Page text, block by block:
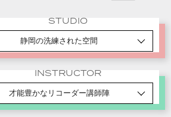
STUDIO
静岡の洗練された空間
INSTRUCTOR
才能豊かなリコーダー講師陣